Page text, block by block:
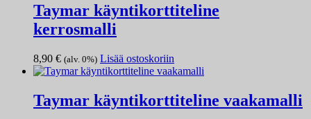
Taymar käyntikorttiteline
kerrosmalli
8,90 € (alv. 0%) Lisää ostoskoriin
Taymar käyntikorttiteline vaakamalli